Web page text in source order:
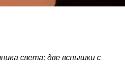
света; две вспышки с